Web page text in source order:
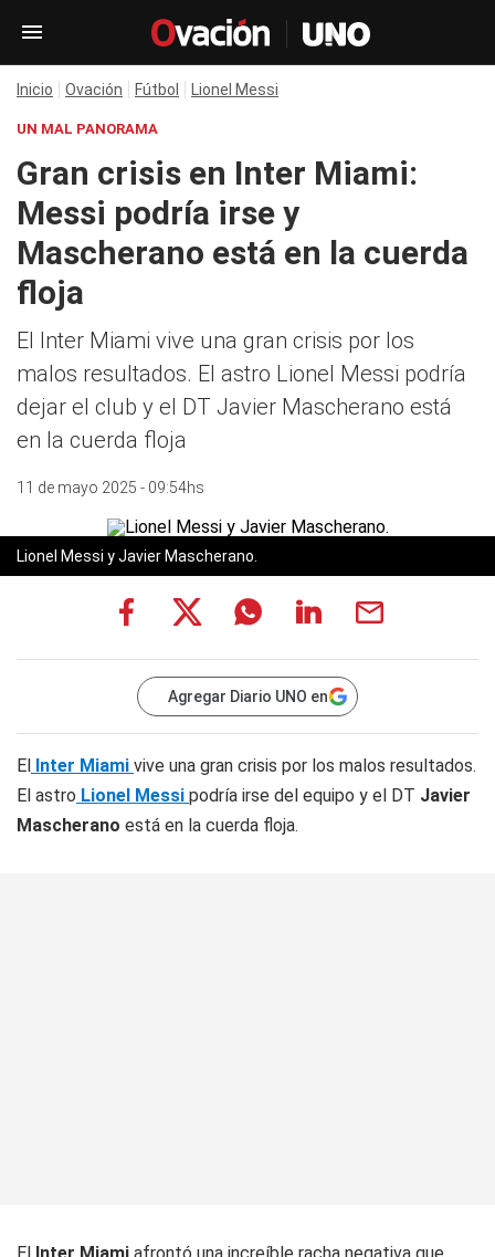
Inicio Ovación Fútbol Lionel Messi
UN MAL PANORAMA
Gran crisis en Inter Miami:
Messi podría irse y
Mascherano está en la cuerda
floja
El Inter Miami vive una gran crisis por los
malos resultados. El astro Lionel Messi podría
dejar el club y el DT Javier Mascherano está
en la cuerda floja
11 de mayo 2025 - 09:54hs
Lionel Messi y Javier Mascherano.
Agregar Diario UNO en
El Inter Miami vive una gran crisis por los malos resultados.
El astro Lionel Messi podría irse del equipo y el DT Javier
Mascherano está en la cuerda floja.